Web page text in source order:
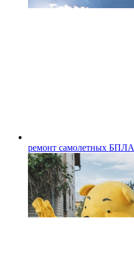
ремонт самолетных БПЛА